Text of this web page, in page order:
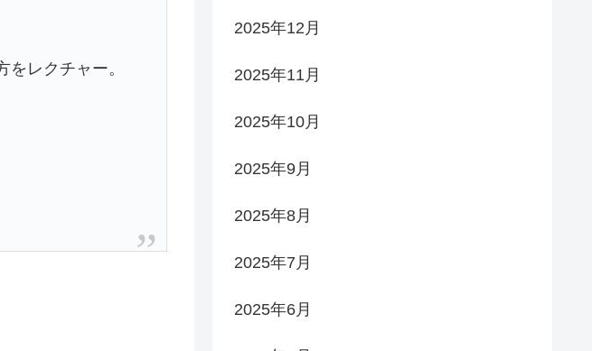
レクチャー。
2025年12月
2025年11月
2025年10月
2025年9月
2025年8月
2025年7月
2025年6月